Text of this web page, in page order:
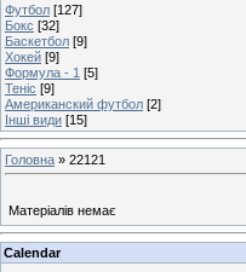
Футбол [127]
Бокс [32]
Баскетбол [9]
Хокей [9]
Формула - 1 [5]
Теніс [9]
Американский футбол [2]
Інші види [15]
Головна » 22121
Матеріалів немає
Calendar